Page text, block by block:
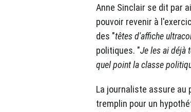
Anne Sinclair se dit par
pouvoir revenir à
des "têtes d'affiche
politiques. "Jeles ai déjà
quel point la classe
La journaliste assure au
tremplin pour un